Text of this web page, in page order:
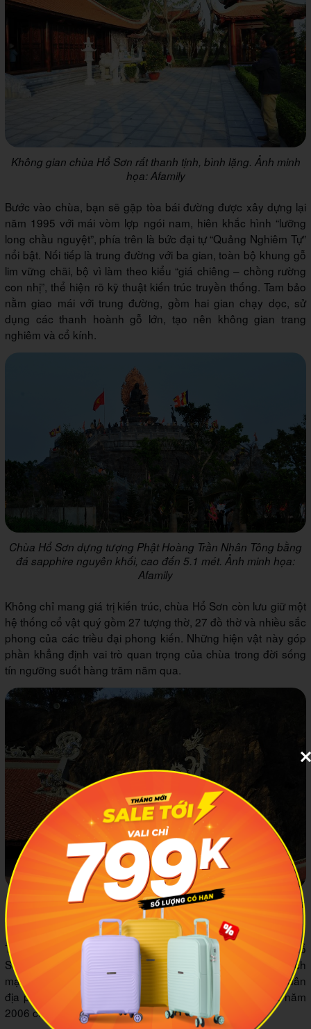
Không gian chùa Hổ Sơn rất thanh tịnh, bình lặng. Ảnh minh
họa: Afamily
Bước vào chùa, bạn sẽ gặp tòa bái đường được xây dựng lại
năm 1995 với mái vòm lợp ngói nam, hiên khắc hình “lưỡng
long chầu nguyệt”, phía trên là bức đại tự “Quảng Nghiêm Tự”
nổi bật. Nối tiếp là trung đường với ba gian, toàn bộ khung gỗ
lim vững chãi, bộ vì làm theo kiểu “giá chiêng – chồng rường
con nhị”, thể hiện rõ kỹ thuật kiến trúc truyền thống. Tam bảo
nằm giao mái với trung đường, gồm hai gian chạy dọc, sử
dụng các thanh hoành gỗ lớn, tạo nên không gian trang
nghiêm và cổ kính.
Chùa Hổ Sơn dựng tượng Phật Hoàng Trần Nhân Tông bằng
đá sapphire nguyên khối, cao đến 5.1 mét. Ảnh minh họa:
Afamily
Không chỉ mang giá trị kiến trúc, chùa Hổ Sơn còn lưu giữ một
hệ thống cổ vật quý gồm 27 tượng thờ, 27 đồ thờ và nhiều sắc
phong của các triều đại phong kiến. Những hiện vật này góp
phần khẳng định vai trò quan trọng của chùa trong đời sống
tín ngưỡng suốt hàng trăm năm qua.
Các đường nét kiến trúc đặc trưng của chùa truyền thống Việt
Nam. Ảnh minh họa: Afamily
Trong thời kỳ kháng chiến chống Pháp và chống Mỹ, chùa Hổ
Sơn từng là nơi che giấu cán bộ, là điểm tuyên truyền cách
mạng, góp phần nuôi dưỡng tinh thần đấu tranh của nhân dân
địa phương. Với những giá trị lớn về lịch sử và văn hóa, năm
2006 chùa được công nhận là Di tích lịch sử cấp tỉnh.